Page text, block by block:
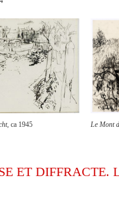
, ca 1945 Le Mont
ET DIFFRACTE.